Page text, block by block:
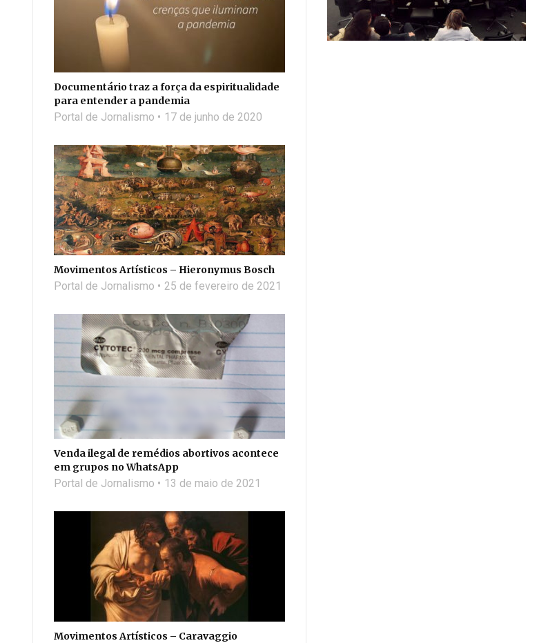
Documentário traz a força da espiritualidade
para entender a pandemia
Portal de Jornalismo 17 de junho de 2020
Movimentos Artísticos – Hieronymus Bosch
Portal de Jornalismo 25 de fevereiro de 2021
Venda ilegal de remédios abortivos acontece
em grupos no WhatsApp
Portal de Jornalismo 13 de maio de 2021
Movimentos Artísticos – Caravaggio